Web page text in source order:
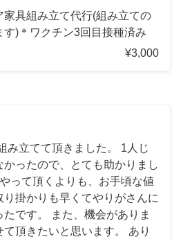
家具組み立て代行(組み立ての
す)＊ワクチン3回目接種済み
¥3,000
み立てて頂きました。 1人じ
かったので、とても助かりまし
って頂くよりも、お手頃な値
り掛かりも早くてやりがさんに
です。 また、機会がありま
て頂きたいと思います。 あり